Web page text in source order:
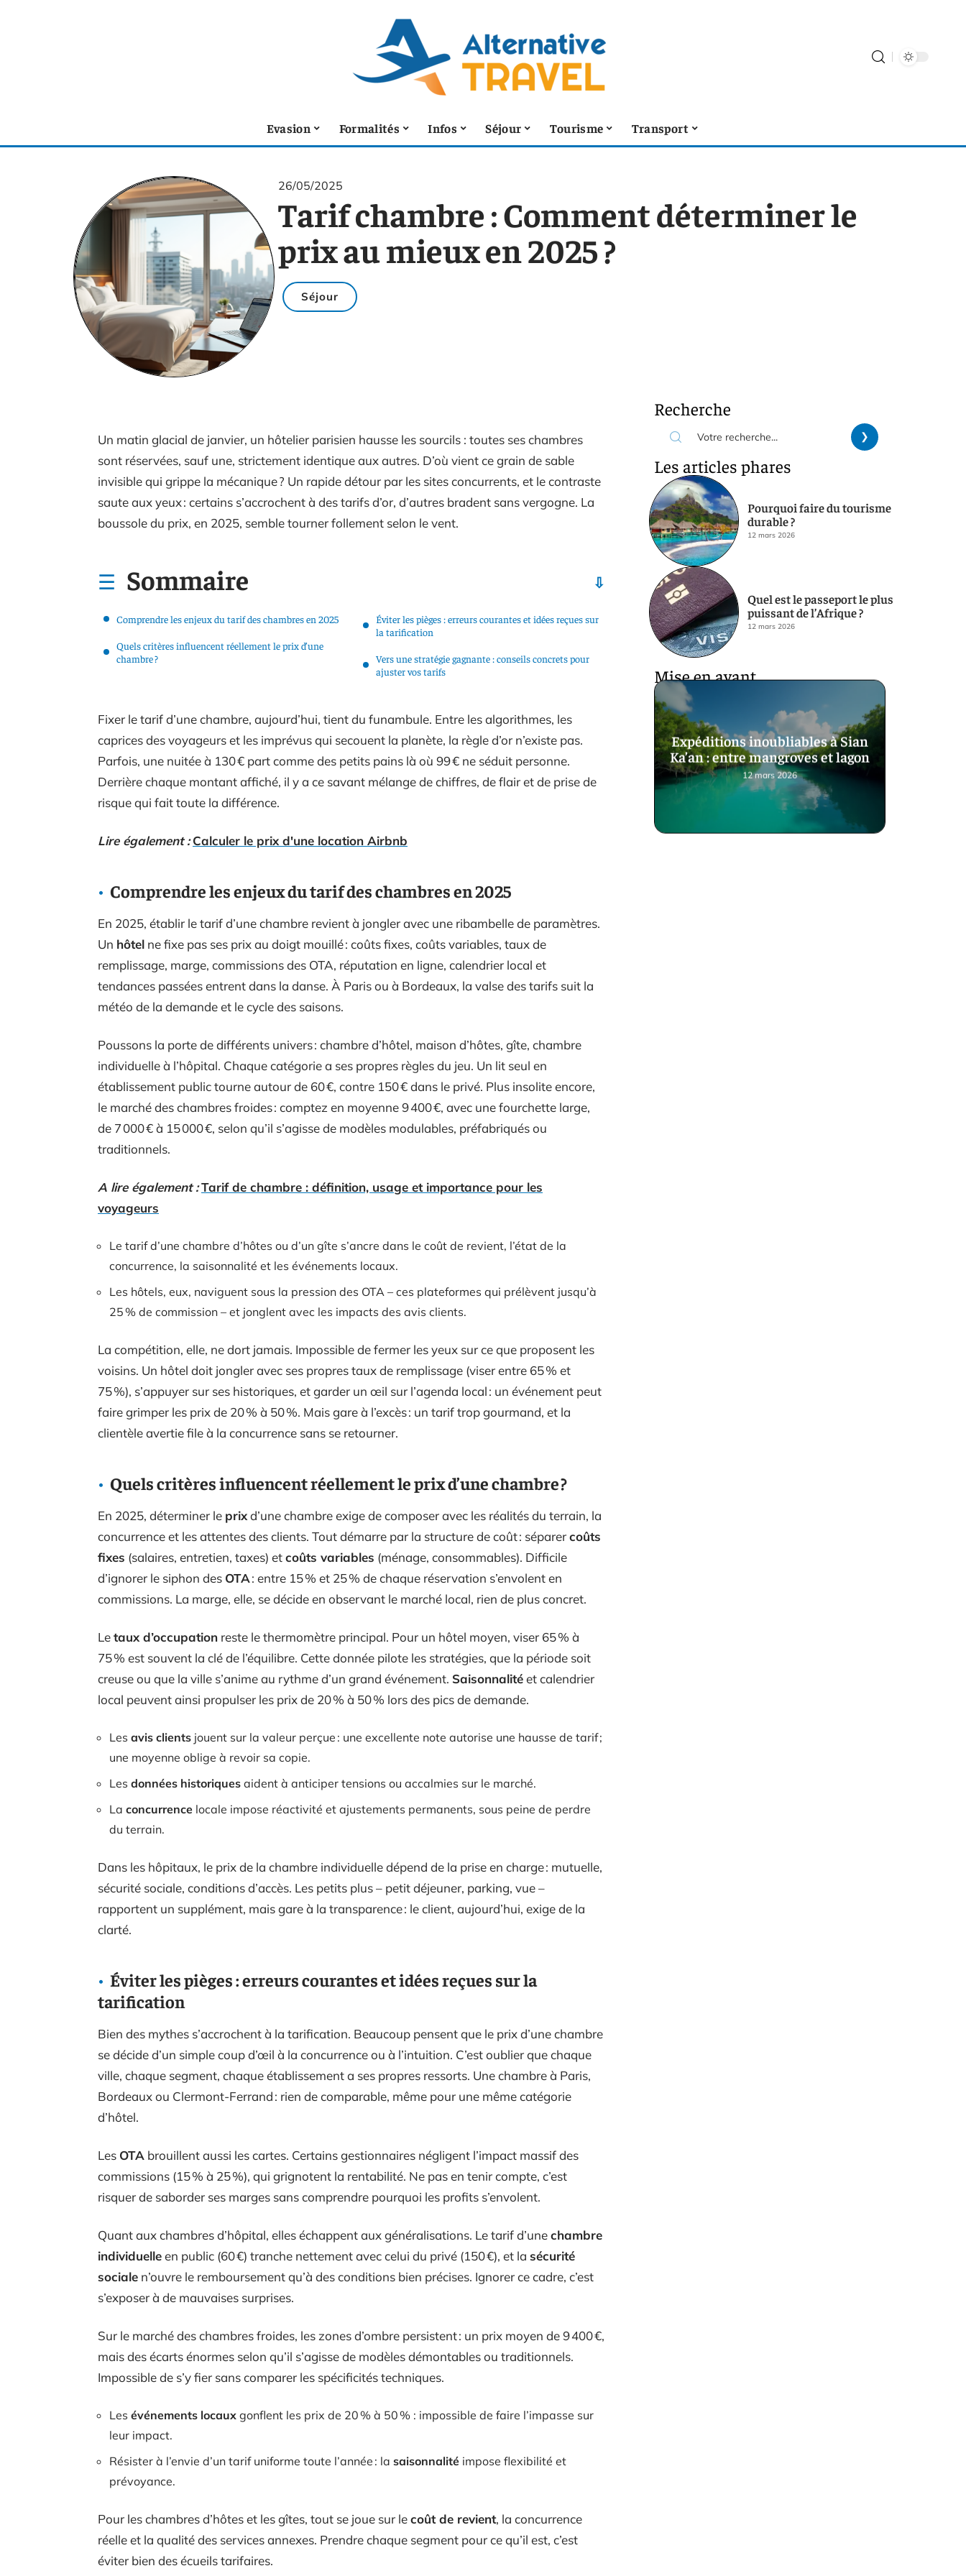
Evasion Formalités Infos Séjour Tourisme Transport
26/05/2025
Tarif chambre : Comment déterminer le
prix au mieux en 2025 ?
Séjour
Un matin glacial de janvier, un hôtelier parisien hausse les sourcils : toutes ses chambres
sont réservées, sauf une, strictement identique aux autres. D’où vient ce grain de sable
invisible qui grippe la mécanique ? Un rapide détour par les sites concurrents, et le contraste
saute aux yeux : certains s’accrochent à des tarifs d’or, d’autres bradent sans vergogne. La
boussole du prix, en 2025, semble tourner follement selon le vent.
Sommaire
Comprendre les enjeux du tarif des chambres en 2025
Quels critères influencent réellement le prix d’une
chambre ?
Éviter les pièges : erreurs courantes et idées reçues sur
la tarification
Vers une stratégie gagnante : conseils concrets pour
ajuster vos tarifs
Fixer le tarif d’une chambre, aujourd’hui, tient du funambule. Entre les algorithmes, les
caprices des voyageurs et les imprévus qui secouent la planète, la règle d’or n’existe pas.
Parfois, une nuitée à 130 € part comme des petits pains là où 99 € ne séduit personne.
Derrière chaque montant affiché, il y a ce savant mélange de chiffres, de flair et de prise de
risque qui fait toute la différence.
Lire également : Calculer le prix d'une location Airbnb
Comprendre les enjeux du tarif des chambres en 2025
En 2025, établir le tarif d’une chambre revient à jongler avec une ribambelle de paramètres.
Un hôtel ne fixe pas ses prix au doigt mouillé : coûts fixes, coûts variables, taux de
remplissage, marge, commissions des OTA, réputation en ligne, calendrier local et
tendances passées entrent dans la danse. À Paris ou à Bordeaux, la valse des tarifs suit la
météo de la demande et le cycle des saisons.
Poussons la porte de différents univers : chambre d’hôtel, maison d’hôtes, gîte, chambre
individuelle à l’hôpital. Chaque catégorie a ses propres règles du jeu. Un lit seul en
établissement public tourne autour de 60 €, contre 150 € dans le privé. Plus insolite encore,
le marché des chambres froides : comptez en moyenne 9 400 €, avec une fourchette large,
de 7 000 € à 15 000 €, selon qu’il s’agisse de modèles modulables, préfabriqués ou
traditionnels.
A lire également :Tarif de chambre : définition, usage et importance pour les
voyageurs
Le tarif d’une chambre d’hôtes ou d’un gîte s’ancre dans le coût de revient, l’état de la
concurrence, la saisonnalité et les événements locaux.
Les hôtels, eux, naviguent sous la pression des OTA – ces plateformes qui prélèvent jusqu’à
25 % de commission – et jonglent avec les impacts des avis clients.
La compétition, elle, ne dort jamais. Impossible de fermer les yeux sur ce que proposent les
voisins. Un hôtel doit jongler avec ses propres taux de remplissage (viser entre 65 % et
75 %), s’appuyer sur ses historiques, et garder un œil sur l’agenda local : un événement peut
faire grimper les prix de 20 % à 50 %. Mais gare à l’excès : un tarif trop gourmand, et la
clientèle avertie file à la concurrence sans se retourner.
Quels critères influencent réellement le prix d’une chambre ?
En 2025, déterminer le prixd’une chambre exige de composer avec les réalités du terrain, la
concurrence et les attentes des clients. Tout démarre par la structure de coût : séparercoûts
fixes (salaires, entretien, taxes) etcoûts variables (ménage, consommables). Difficile
d’ignorer le siphon des OTA: entre 15 % et 25 % de chaque réservation s’envolent en
commissions. La marge, elle, se décide en observant le marché local, rien de plus concret.
Letaux d’occupation reste le thermomètre principal. Pour un hôtel moyen, viser 65 % à
75 % est souvent la clé de l’équilibre. Cette donnée pilote les stratégies, que la période soit
creuse ou que la ville s’anime au rythme d’un grand événement. Saisonnalitéet calendrier
local peuvent ainsi propulser les prix de 20 % à 50 % lors des pics de demande.
Les avis clients jouent sur la valeur perçue : une excellente note autorise une hausse de tarif ;
une moyenne oblige à revoir sa copie.
Les données historiques aident à anticiper tensions ou accalmies sur le marché.
La concurrence locale impose réactivité et ajustements permanents, sous peine de perdre
du terrain.
Dans les hôpitaux, le prix de la chambre individuelle dépend de la prise en charge : mutuelle,
sécurité sociale, conditions d’accès. Les petits plus – petit déjeuner, parking, vue –
rapportent un supplément, mais gare à la transparence : le client, aujourd’hui, exige de la
clarté.
Éviter les pièges : erreurs courantes et idées reçues sur la
tarification
Bien des mythes s’accrochent à la tarification. Beaucoup pensent que le prix d’une chambre
se décide d’un simple coup d’œil à la concurrence ou à l’intuition. C’est oublier que chaque
ville, chaque segment, chaque établissement a ses propres ressorts. Une chambre à Paris,
Bordeaux ou Clermont-Ferrand : rien de comparable, même pour une même catégorie
d’hôtel.
Les OTA brouillent aussi les cartes. Certains gestionnaires négligent l’impact massif des
commissions (15 % à 25 %), qui grignotent la rentabilité. Ne pas en tenir compte, c’est
risquer de saborder ses marges sans comprendre pourquoi les profits s’envolent.
Quant aux chambres d’hôpital, elles échappent aux généralisations. Le tarif d’unechambre
individuelleen public (60 €) tranche nettement avec celui du privé (150 €), et la sécurité
sociale n’ouvre le remboursement qu’à des conditions bien précises. Ignorer ce cadre, c’est
s’exposer à de mauvaises surprises.
Sur le marché des chambres froides, les zones d’ombre persistent : un prix moyen de 9 400 €,
mais des écarts énormes selon qu’il s’agisse de modèles démontables ou traditionnels.
Impossible de s’y fier sans comparer les spécificités techniques.
Les événements locaux gonflent les prix de 20 % à 50 % : impossible de faire l’impasse sur
leur impact.
Résister à l’envie d’un tarif uniforme toute l’année : la saisonnalité impose flexibilité et
prévoyance.
Pour les chambres d’hôtes et les gîtes, tout se joue sur lecoût de revient, la concurrence
réelle et la qualité des services annexes. Prendre chaque segment pour ce qu’il est, c’est
éviter bien des écueils tarifaires.
Recherche
Les articles phares
Pourquoi faire du tourisme
durable ?
12 mars 2026
Quel est le passeport le plus
puissant de l’Afrique ?
12 mars 2026
Mise en avant
Expéditions inoubliables à Sian
Ka’an : entre mangroves et lagon
12 mars 2026